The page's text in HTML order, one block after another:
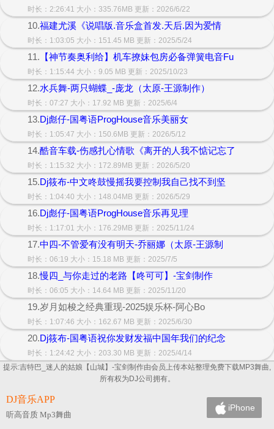
时长：2:26:41 大小：335.76MB 更新：2026/6/22
10.福建尤溪《说唱版.音乐盒首发.天后.因为爱情
时长：1:03:05 大小：151.45 MB 更新：2025/5/24
11. 【神节奏奥利给】机车撩妹包房必备弹簧电音Fu
时长：1:15:44 大小：9.05 MB 更新：2025/10/23
12.水兵舞-两只蝴蝶_-庞龙（太原-王源制作）
时长：07:27 大小：17.92 MB 更新：2025/6/4
13.Dj彪仔-国粤语ProgHouse音乐美丽女
时长：1:05:47 大小：150.6MB 更新：2026/5/12
14.酷音车载-伤感扎心情歌《离开的人我不惦记忘了
时长：1:15:32 大小：172.89MB 更新：2026/5/20
15.Dj筱布-中文咚鼓慢摇我要控制我自己找不到坚
时长：1:04:40 大小：148.04MB 更新：2026/5/29
16.Dj彪仔-国粤语ProgHouse音乐再见理
时长：1:17:01 大小：176.29MB 更新：2025/11/24
17.中四-不管爱有没有明天-乔丽娜（太原-王源制
时长：06:19 大小：15.18 MB 更新：2025/7/5
18.慢四_与你走过的老路【咚可可】-宝剑制作
时长：06:05 大小：14.64 MB 更新：2025/11/20
19.岁月如梭之经典重现-2025娱乐杯-阿心Bo
时长：1:07:46 大小：162.67 MB 更新：2025/6/30
20.Dj筱布-国粤语祝你发财发福中国年我们的纪念
时长：1:24:42 大小：203.30 MB 更新：2025/4/14
提示:吉特巴_迷人的姑娘【山城】-宝剑制作由会员上传本站整理免费下载MP3舞曲,
所有权为DJ公司拥有。
DJ音乐APP
听高音质 Mp3舞曲
iPhone